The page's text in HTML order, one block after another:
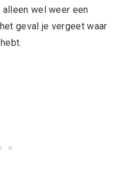
wel weer een
geval je vergeet waar